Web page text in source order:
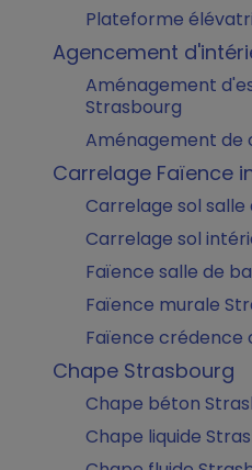
Plateforme
Agencement
Aménagement
Strasbourg
Aménagement de
Carrelage Faïence
Carrelage sol
Carrelage sol
Faïence salle de
Faïence murale
Faïence crédence
Chape Strasbourg
Chape béton
Chape liquide